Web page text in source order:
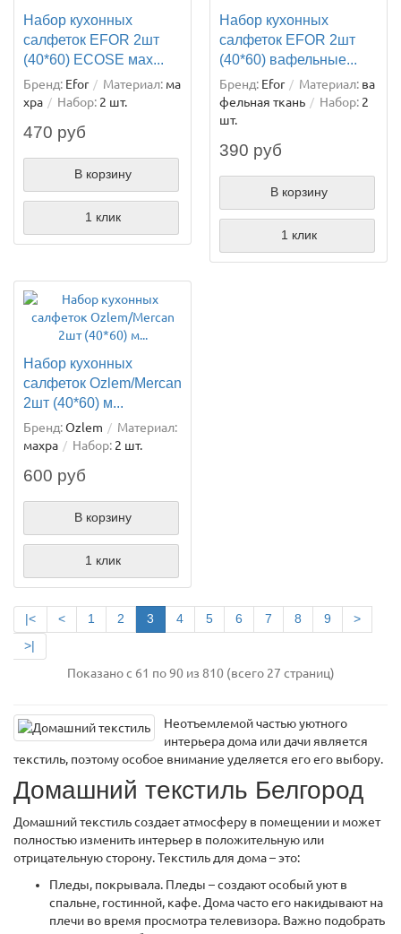
Набор кухонных
салфеток EFOR 2шт
(40*60) ECOSE мах...
Бренд: Efor Материал: ма
хра
Набор: 2 шт.
470 руб
В корзину
1 клик
Набор кухонных
салфеток EFOR 2шт
(40*60) вафельные...
Бренд: Efor Материал: ва
фельная ткань
Набор: 2
шт.
390 руб
В корзину
1 клик
Набор кухонных
салфеток Ozlem/Mercan
2шт (40*60) м...
Бренд:Ozlem
Материал:
махра
Набор: 2 шт.
600 руб
В корзину
1 клик
|< < 1 2 3 4 5 6 7 8 9
>
>|
Показано с 61 по 90 из 810 (всего 27 страниц)
Неотъемлемой частью уютного
интерьера дома или дачи является
текстиль, поэтому особое внимание уделяется его его выбору.
Домашний текстиль Белгород
Домашний текстиль создает атмосферу в помещении и может
полностью изменить интерьер в положительную или
отрицательную сторону. Текстиль для дома – это:
Пледы, покрывала. Пледы – создают особый уют в
спальне, гостинной, кафе. Дома часто его накидывают на
плечи во время просмотра телевизора. Важно подобрать